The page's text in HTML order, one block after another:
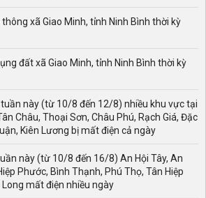
xã Giao Minh, tỉnh Ninh Bình thời kỳ
đất xã Giao Minh, tỉnh Ninh Bình thời kỳ
tuần này (từ 10/8 đến 12/8) nhiều khu vực tại
Châu, Thoại Sơn, Châu Phú, Rạch Giá, Đặc
Kiên Lương bị mất điện cả ngày
này (từ 10/8 đến 16/8) An Hội Tây, An
Phước, Bình Thạnh, Phú Thọ, Tân Hiệp
mất điện nhiều ngày